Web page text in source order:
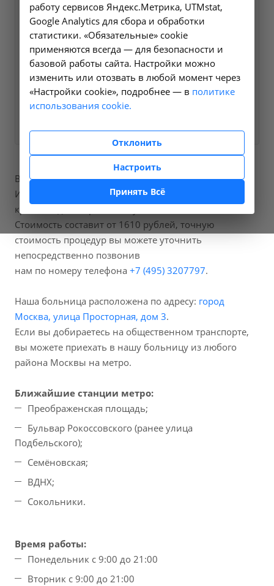
Оформите заявку на сайте,
мы свяжемся с вами в
ближайшее время и ответим
на все интересующие
вопросы.
В нашей больнице вы можете пройти процедуры
Исследование уровня свободного тестостерона в
крови, код по справочнику A09.05.078.001.
Стоимость составит от 1610 рублей, точную
стоимость процедур вы можете уточнить
непосредственно позвонив
нам по номеру телефона +7 (495) 3207797.
Наша больница расположена по адресу: город
Москва, улица Просторная, дом 3.
Если вы добираетесь на общественном транспорте,
вы можете приехать в нашу больницу из любого
района Москвы на метро.
Ближайшие станции метро:
Преображенская площадь;
Бульвар Рокоссовского (ранее улица
Подбельского);
Семёновская;
ВДНХ;
Сокольники.
Время работы:
Понедельник с 9:00 до 21:00
Вторник с 9:00 до 21:00
работу сервисов Яндекс.Метрика, UTMstat,
Google Analytics для сбора и обработки
статистики. «Обязательные» cookie
применяются всегда — для безопасности и
базовой работы сайта. Настройки можно
изменить или отозвать в любой момент через
«Настройки cookie», подробнее — в политике
использования cookie.
Отклонить
Настроить
Принять Всё